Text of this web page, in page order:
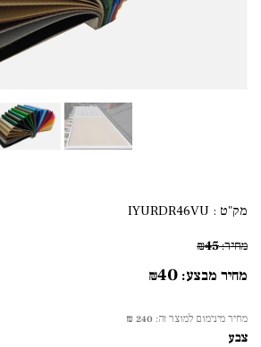
מק"ט : IYURDR46VU
מחיר: ₪45
מחיר מבצע: ₪40
מחיר מינימום למוצר זה: 240 ₪
צבע